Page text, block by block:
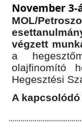
November
MOL/
végzett
a
olajfinomító
Hegesztési
A